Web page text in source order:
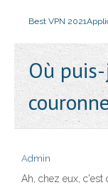
Best VPN 2021
Où
Admin
Ah, chez eux, c'est